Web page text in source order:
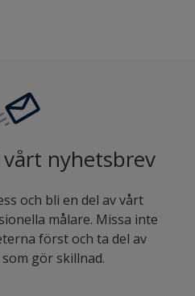
nyhetsbrev
och bli en del av vårt
målare. Missa inte
först och ta del av
gör skillnad.